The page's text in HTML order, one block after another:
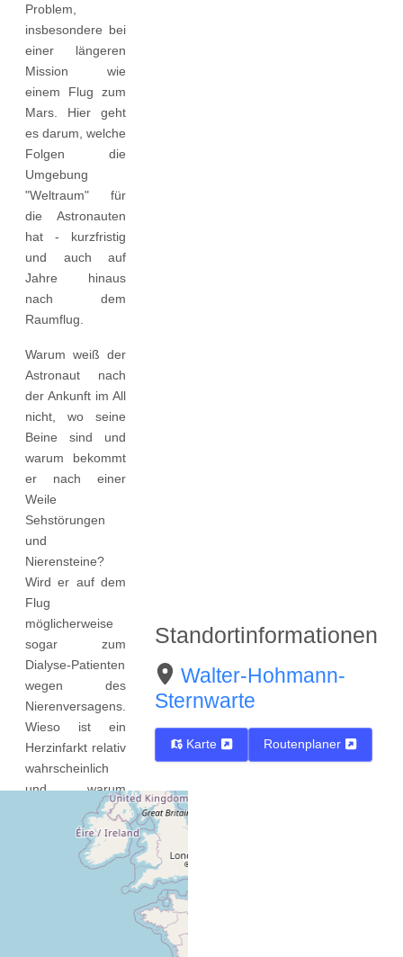
Problem,
insbesondere bei
einer längeren
Mission wie
einem Flug zum
Mars. Hier geht
es darum, welche
Folgen die
Umgebung
"Weltraum" für
die Astronauten
hat - kurzfristig
und auch auf
Jahre hinaus
nach dem
Raumflug.
Warum weiß der
Astronaut nach
der Ankunft im All
nicht, wo seine
Beine sind und
warum bekommt
er nach einer
Weile
Sehstörungen
und
Nierensteine?
Wird er auf dem
Flug
möglicherweise
sogar zum
Dialyse-Patienten
wegen des
Nierenversagens.
Wieso ist ein
Herzinfarkt relativ
wahrscheinlich
und warum
werden die
Herzklappen
Am Ende geht es
Standortinformationen
Walter-Hohmann-
Sternwarte
Karte Routenplaner